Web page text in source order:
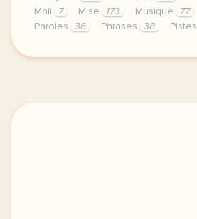
Mali
7 Mise 173 Musique 77
Paroles
36 Phrases 38 Pistes
le respect de votre vie